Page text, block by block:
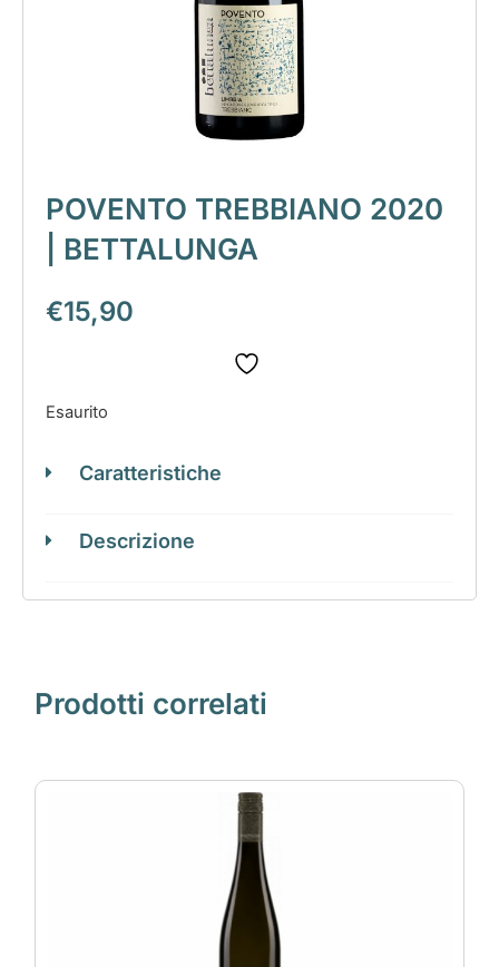
POVENTO TREBBIANO 2020
| BETTALUNGA
€15,90
Esaurito
Caratteristiche
Descrizione
Prodotti correlati